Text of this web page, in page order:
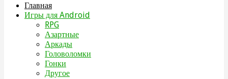
Главная
Игры для Android
RPG
Азартные
Аркады
Головоломки
Гонки
Другое